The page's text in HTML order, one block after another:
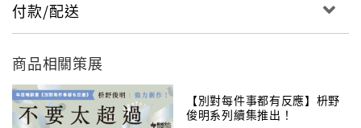
融合，讓讀者在運動之餘又可以搭配享用美味養生的飲
食。精心設計低卡路里的輕食菜單、紅酒小常識與瑜珈
Q&A，提供更多輔助瑜珈練習的方法與益處。書中詳細
收錄35組瑜珈圖解動作與功效，加上Yilin小叮嚀，簡單
的鍛鍊就可以時尚有形，是一本貼近生活且符合現代潮
流的瑜珈入門學習書。
付款/配送
商品相關策展
【別對每件事都有反應】枡野
俊明系列續集推出！